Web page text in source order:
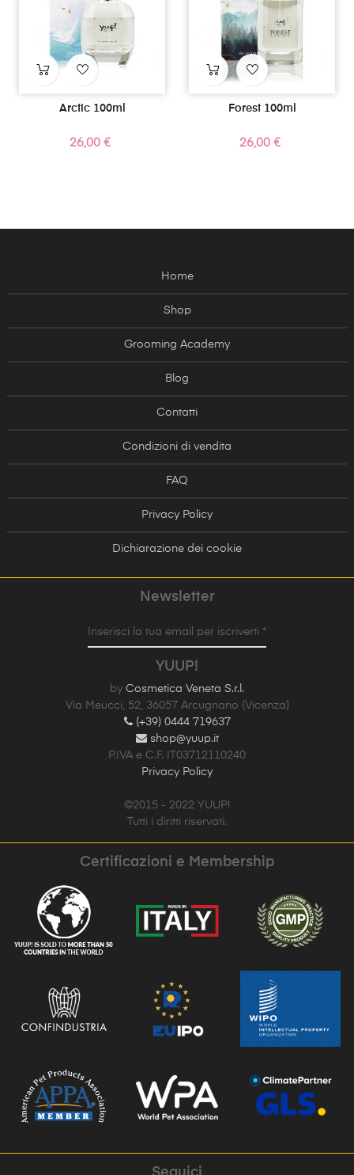
Arctic 100ml
Prezzo
26,00 €
Forest 100ml
Prezzo
26,00 €
Home
Shop
Grooming Academy
Blog
Contatti
Condizioni di vendita
FAQ
Privacy Policy
Dichiarazione dei cookie
Newsletter
Inserisci la tua email per iscriverti *
YUUP!
by Cosmetica Veneta S.r.l.
Via Meucci, 52, 36057 Arcugnano (Vicenza)
(+39) 0444 719637
shop@yuup.it
P.IVA e C.F. IT03712110240
Privacy Policy
©2015 - 2022 YUUP!
Tutti i diritti riservati.
Certificazioni e Membership